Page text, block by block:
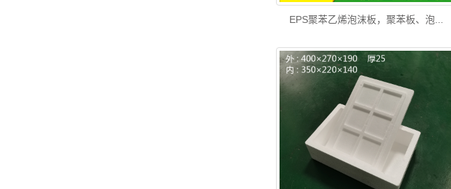
EPS聚苯乙烯泡沫板，聚苯板、泡...